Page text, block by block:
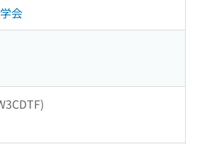
会